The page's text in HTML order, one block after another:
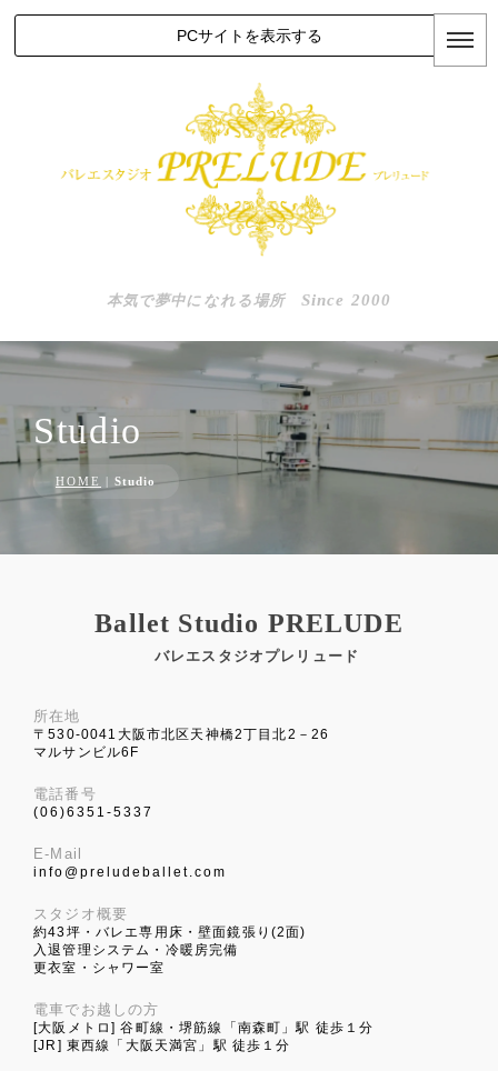
PCサイトを表示する
本気で夢中になれる場所 Since 2000
Studio
HOME | Studio
Ballet Studio PRELUDE
バレエスタジオプレリュード
所在地
〒530-0041大阪市北区天神橋2丁目北2－26
マルサンビル6F
電話番号
(06)6351-5337
E-Mail
info@preludeballet.com
スタジオ概要
約43坪・バレエ専用床・壁面鏡張り(2面)
入退管理システム・冷暖房完備
更衣室・シャワー室
電車でお越しの方
[大阪メトロ] 谷町線・堺筋線「南森町」駅 徒歩１分
[JR] 東西線「大阪天満宮」駅 徒歩１分